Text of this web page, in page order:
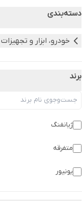
دسته‌بندی
خودرو، ابزار و
برند
ژیانفنگ
متفرقه
یونیور